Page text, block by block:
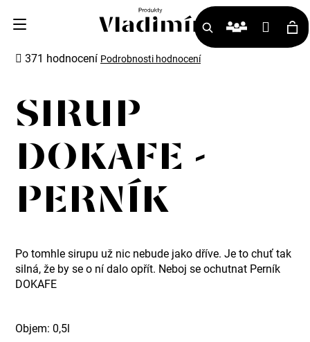
Hledat
Průměrné
je
3,7
5
hvězdiček.
371 hodnocení Podrobnosti hodnocení
SIRUP
DOKAFE -
PERNÍK
Po tomhle sirupu už nic nebude jako dříve. Je to chuť tak
silná, že by se o ní dalo opřít. Neboj se ochutnat Perník
DOKAFE
Objem: 0,5l
Zpět
Zpět
o